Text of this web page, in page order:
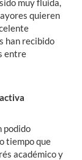
quieren
han recibido
entre
podido
tiempo que
académico y